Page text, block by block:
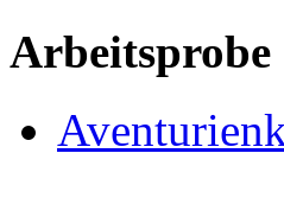
Arbeitsprobe